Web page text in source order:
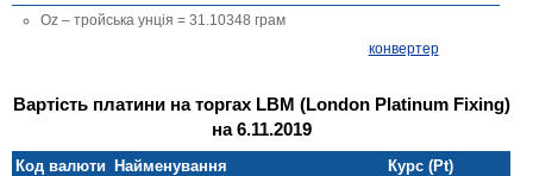
Oz – тройська унція = 31.10348 грам
конвертер
Вартість платини на торгах LBM (London Platinum Fixing)
на 6.11.2019
Код валюти Найменування
Курс (Pt)